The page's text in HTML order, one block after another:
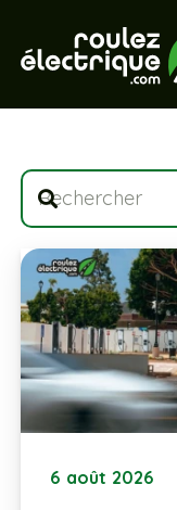
6 août 2026